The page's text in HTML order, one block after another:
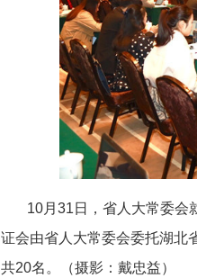
10月31日，省人大常委会
证会由省人大常委会委托湖北
共20名。（摄影：戴忠益）